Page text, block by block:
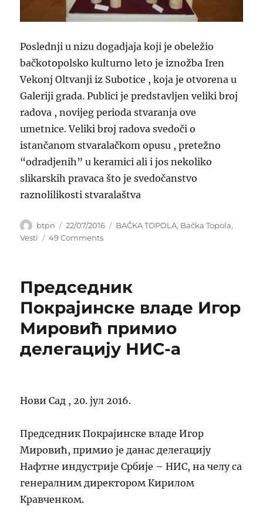
Poslednji u nizu dogadjaja koji je obeležio
bačkotopolsko kulturno leto je iznožba Iren
Vekonj Oltvanji iz Subotice , koja je otvorena u
Galeriji grada. Publici je predstavljen veliki broj
radova , novijeg perioda stvaranja ove
umetnice. Veliki broj radova svedoči o
istančanom stvaralačkom opusu , pretežno
“odradjenih” u keramici ali i jos nekoliko
slikarskih pravaca što je svedočanstvo
raznolilikosti stvaralaštva
Author
btpn
Posted
on
22/07/2016 Categories
BAČKA TOPOLA, Bačka Topola,
Vesti
49 Commentson
Председник
Покрајинске владе Игор
Мировић примио
делегацију НИС-а
Нови Сад ,20. јул 2016.
Председник Покрајинске владе Игор
Мировић, примио је данас делегацију
Нафтне индустрије Србије – НИС, на челу са
генералним директором Кирилом
Кравченком.